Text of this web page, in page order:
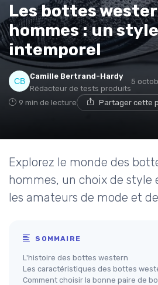
Les bottes
hommes : un style
intemporel
Camille Bertrand-Hardy
Rédacteur de tests produits
5
9 min de lecture Partager cette
Explorez le monde des
hommes, un choix de style
les amateurs de mode et
SOMMAIRE
L'histoire des bottes western
Les caractéristiques des bottes
Comment choisir la bonne paire de